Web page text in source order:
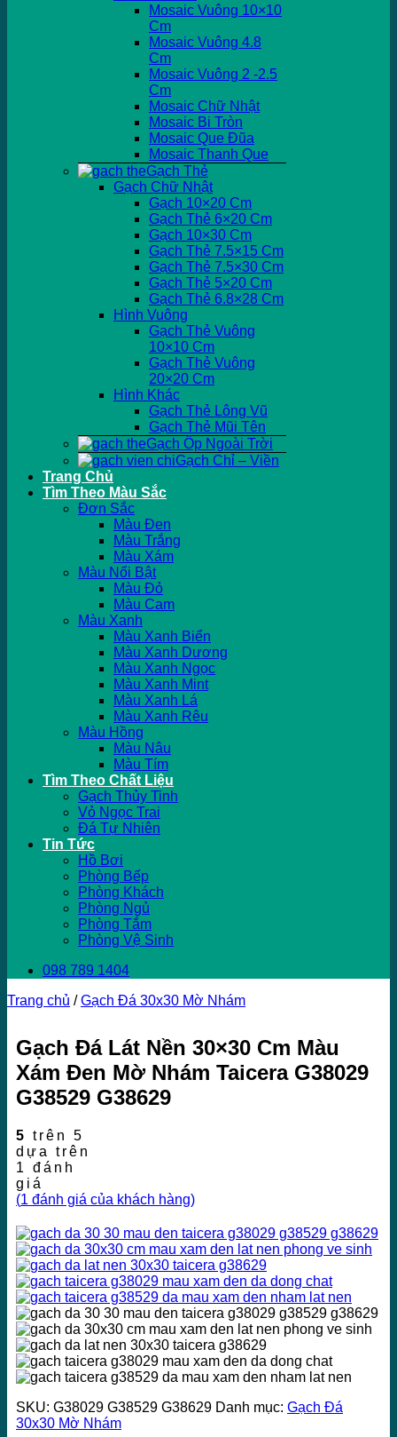
Mosaic Vuông 10×10
Cm
Mosaic Vuông 4.8
Cm
Mosaic Vuông 2 -2.5
Cm
Mosaic Chữ Nhật
Mosaic Bi Tròn
Mosaic Que Đũa
Mosaic Thanh Que
Gạch Thẻ
Gạch Chữ Nhật
Gạch 10×20 Cm
Gạch Thẻ 6×20 Cm
Gạch 10×30 Cm
Gạch Thẻ 7.5×15 Cm
Gạch Thẻ 7.5×30 Cm
Gạch Thẻ 5×20 Cm
Gạch Thẻ 6.8×28 Cm
Hình Vuông
Gạch Thẻ Vuông
10×10 Cm
Gạch Thẻ Vuông
20×20 Cm
Hình Khác
Gạch Thẻ Lông Vũ
Gạch Thẻ Mũi Tên
Gạch Ốp Ngoài Trời
Gạch Chỉ – Viền
Trang Chủ
Tìm Theo Màu Sắc
Đơn Sắc
Màu Đen
Màu Trắng
Màu Xám
Màu Nổi Bật
Màu Đỏ
Màu Cam
Màu Xanh
Màu Xanh Biển
Màu Xanh Dương
Màu Xanh Ngọc
Màu Xanh Mint
Màu Xanh Lá
Màu Xanh Rêu
Màu Hồng
Màu Nâu
Màu Tím
Tìm Theo Chất Liệu
Gạch Thủy Tinh
Vỏ Ngọc Trai
Đá Tự Nhiên
Tin Tức
Hồ Bơi
Phòng Bếp
Phòng Khách
Phòng Ngủ
Phòng Tắm
Phòng Vệ Sinh
098 789 1404
Trang chủ / Gạch Đá 30x30 Mờ Nhám
Gạch Đá Lát Nền 30×30 Cm Màu
Xám Đen Mờ Nhám Taicera G38029
G38529 G38629
5 trên 5
dựa trên
1
đánh
giá
(1 đánh giá của khách hàng)
SKU: G38029 G38529 G38629 Danh mục: Gạch Đá
30x30 Mờ Nhám